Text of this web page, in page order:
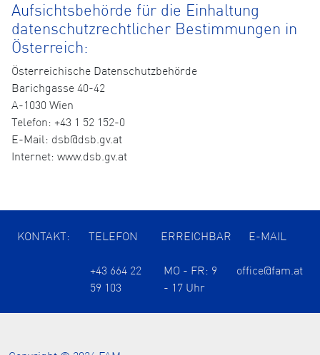
Aufsichtsbehörde für die Einhaltung
datenschutzrechtlicher Bestimmungen in
Österreich:
Österreichische Datenschutzbehörde
Barichgasse 40-42
A-1030 Wien
Telefon: +43 1 52 152-0
E-Mail: dsb@dsb.gv.at
Internet: www.dsb.gv.at
KONTAKT: TELEFON ERREICHBAR E-MAIL
+43 664 22
59 103
MO - FR: 9
- 17 Uhr
office@fam.at